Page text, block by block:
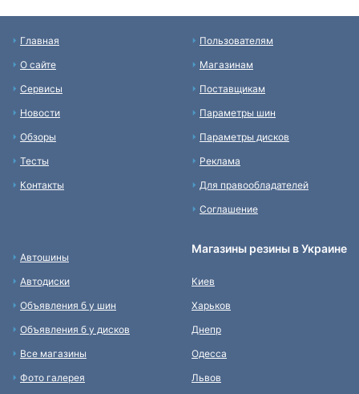
Главная
О сайте
Сервисы
Новости
Обзоры
Тесты
Контакты
Пользователям
Магазинам
Поставщикам
Параметры шин
Параметры дисков
Реклама
Для правообладателей
Соглашение
Автошины
Автодиски
Объявления б у шин
Объявления б у дисков
Все магазины
Фото галерея
Магазины резины в Украине
Киев
Харьков
Днепр
Одесса
Львов